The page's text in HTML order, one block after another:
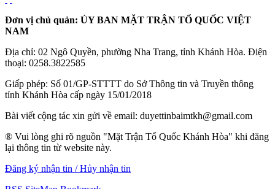
Đơn vị chủ quản: ỦY BAN MẶT TRẬN TỔ QUỐC VIỆT
NAM
Địa chỉ: 02 Ngô Quyền, phường Nha Trang, tỉnh Khánh Hòa. Điện
thoại: 0258.3822585
Giấp phép: Số 01/GP-STTTT do Sở Thông tin và Truyền thông
tỉnh Khánh Hòa cấp ngày 15/01/2018
Bài viết cộng tác xin gửi về email: duyettinbaimtkh@gmail.com
® Vui lòng ghi rõ nguồn "Mặt Trận Tổ Quốc Khánh Hòa" khi đăng
lại thông tin từ website này.
Đăng ký nhận tin / Hủy nhận tin